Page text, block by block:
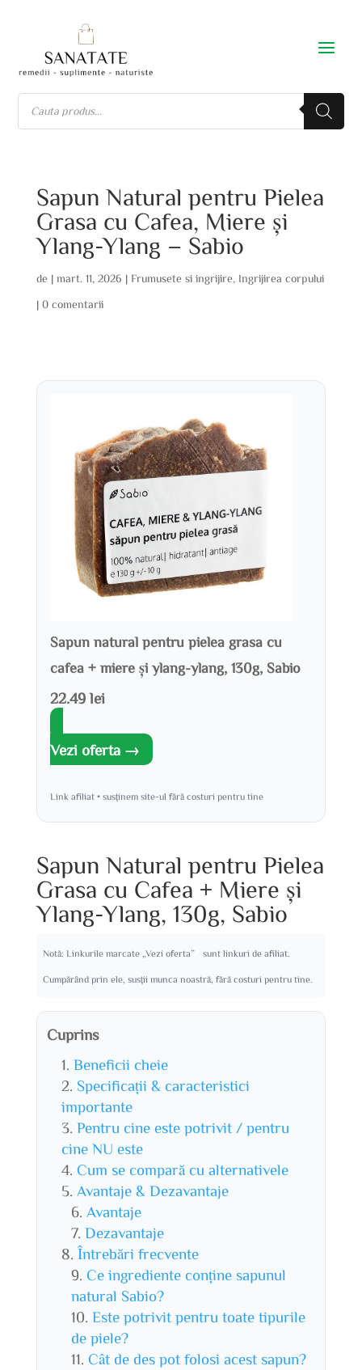
Sapun Natural pentru Pielea
Grasa cu Cafea, Miere și
Ylang-Ylang – Sabio
de | mart. 11, 2026 | Frumusete si ingrijire, Ingrijirea corpului
| 0 comentarii
Sapun natural pentru pielea grasa cu
cafea + miere și ylang-ylang, 130g, Sabio
22.49 lei
Vezi oferta →
Link afiliat • susținem site-ul fără costuri pentru tine
Sapun Natural pentru Pielea
Grasa cu Cafea + Miere și
Ylang-Ylang, 130g, Sabio
Notă: Linkurile marcate „Vezi oferta” sunt linkuri de afiliat.
Cumpărând prin ele, susții munca noastră, fără costuri pentru tine.
Cuprins
Beneficii cheie
Specificații & caracteristici
importante
Pentru cine este potrivit / pentru
cine NU este
Cum se compară cu alternativele
Avantaje & Dezavantaje
Avantaje
Dezavantaje
Întrebări frecvente
Ce ingrediente conține sapunul
natural Sabio?
Este potrivit pentru toate tipurile
de piele?
Cât de des pot folosi acest sapun?